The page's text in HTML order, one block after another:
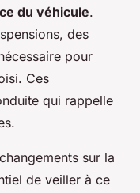
du véhicule.
des
pour
Ces
qui rappelle
sur la
de veiller à ce